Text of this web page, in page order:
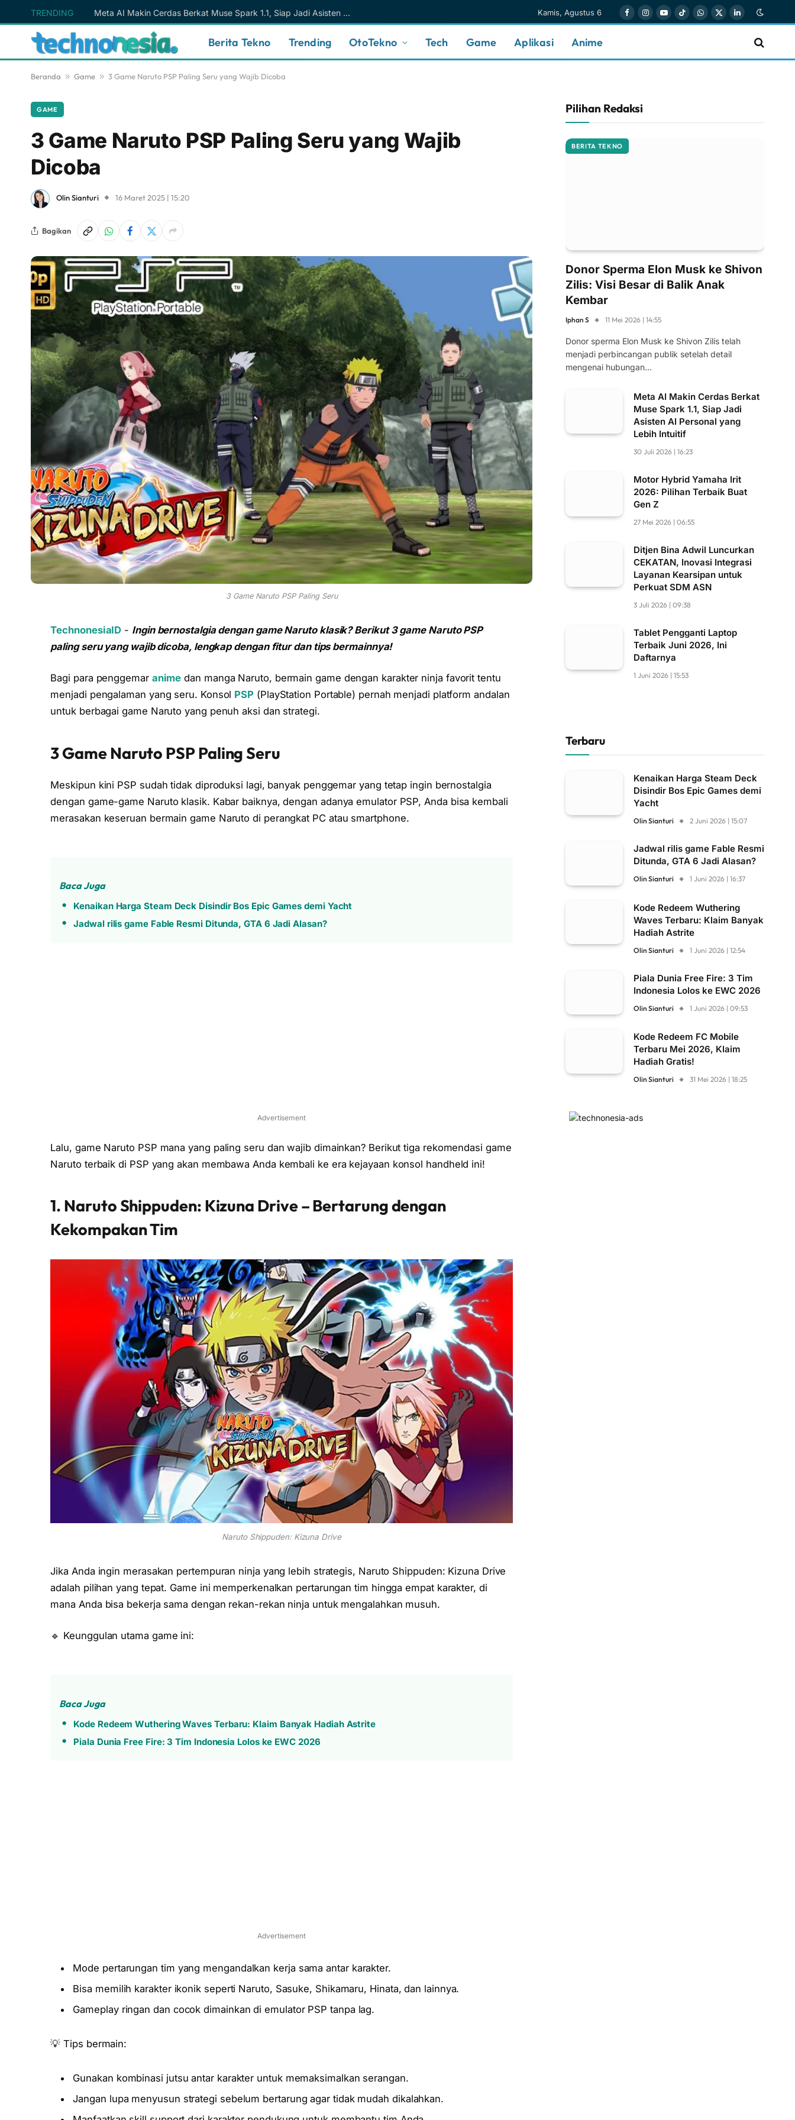
TRENDING Meta AI Makin Cerdas Berkat Muse Spark 1.1, Siap Jadi Asisten AI Personal yang Lebih Intuitif Kamis, Agustus 6
FacebookInstagram
YouTube
TikTokWhatsApp
X
LinkedIn
Berita Tekno Trending OtoTekno Tech Game Aplikasi Anime
Beranda » Game » 3 Game Naruto PSP Paling Seru yang Wajib Dicoba
GAME
3 Game Naruto PSP Paling Seru yang Wajib
Dicoba
Olin Sianturi 16 Maret 2025 | 15:20
Bagikan
3 Game Naruto PSP Paling Seru
TechnonesiaID - Ingin bernostalgia dengan game Naruto klasik? Berikut 3 game Naruto PSP
paling seru yang wajib dicoba, lengkap dengan fitur dan tips bermainnya!
Bagi para penggemar anime dan manga Naruto, bermain game dengan karakter ninja favorit tentu
menjadi pengalaman yang seru. Konsol PSP (PlayStation Portable) pernah menjadi platform andalan
untuk berbagai game Naruto yang penuh aksi dan strategi.
3 Game Naruto PSP Paling Seru
Meskipun kini PSP sudah tidak diproduksi lagi, banyak penggemar yang tetap ingin bernostalgia
dengan game-game Naruto klasik. Kabar baiknya, dengan adanya emulator PSP, Anda bisa kembali
merasakan keseruan bermain game Naruto di perangkat PC atau smartphone.
Baca Juga
Kenaikan Harga Steam Deck Disindir Bos Epic Games demi Yacht
Jadwal rilis game Fable Resmi Ditunda, GTA 6 Jadi Alasan?
Advertisement
Lalu, game Naruto PSP mana yang paling seru dan wajib dimainkan? Berikut tiga rekomendasi game
Naruto terbaik di PSP yang akan membawa Anda kembali ke era kejayaan konsol handheld ini!
1. Naruto Shippuden: Kizuna Drive – Bertarung dengan
Kekompakan Tim
Naruto Shippuden: Kizuna Drive
Jika Anda ingin merasakan pertempuran ninja yang lebih strategis, Naruto Shippuden: Kizuna Drive
adalah pilihan yang tepat. Game ini memperkenalkan pertarungan tim hingga empat karakter, di
mana Anda bisa bekerja sama dengan rekan-rekan ninja untuk mengalahkan musuh.
🔹 Keunggulan utama game ini:
Baca Juga
Kode Redeem Wuthering Waves Terbaru: Klaim Banyak Hadiah Astrite
Piala Dunia Free Fire: 3 Tim Indonesia Lolos ke EWC 2026
Advertisement
Mode pertarungan tim yang mengandalkan kerja sama antar karakter.
Bisa memilih karakter ikonik seperti Naruto, Sasuke, Shikamaru, Hinata, dan lainnya.
Gameplay ringan dan cocok dimainkan di emulator PSP tanpa lag.
💡 Tips bermain:
Gunakan kombinasi jutsu antar karakter untuk memaksimalkan serangan.
Jangan lupa menyusun strategi sebelum bertarung agar tidak mudah dikalahkan.
Pilihan Redaksi
BERITA TEKNO
Donor Sperma Elon Musk ke Shivon
Zilis: Visi Besar di Balik Anak
Kembar
Iphan S 11 Mei 2026 | 14:55
Donor sperma Elon Musk ke Shivon Zilis telah
menjadi perbincangan publik setelah detail
mengenai hubungan…
Meta AI Makin Cerdas Berkat
Muse Spark 1.1, Siap Jadi
Asisten AI Personal yang
Lebih Intuitif
30 Juli 2026 | 16:23
Motor Hybrid Yamaha Irit
2026: Pilihan Terbaik Buat
Gen Z
27 Mei 2026 | 06:55
Ditjen Bina Adwil Luncurkan
CEKATAN, Inovasi Integrasi
Layanan Kearsipan untuk
Perkuat SDM ASN
3 Juli 2026 | 09:38
Tablet Pengganti Laptop
Terbaik Juni 2026, Ini
Daftarnya
1 Juni 2026 | 15:53
Terbaru
Kenaikan Harga Steam Deck
Disindir Bos Epic Games demi
Yacht
Olin Sianturi 2 Juni 2026 | 15:07
Jadwal rilis game Fable Resmi
Ditunda, GTA 6 Jadi Alasan?
Olin Sianturi 1 Juni 2026 | 16:37
Kode Redeem Wuthering
Waves Terbaru: Klaim Banyak
Hadiah Astrite
Olin Sianturi 1 Juni 2026 | 12:54
Piala Dunia Free Fire: 3 Tim
Indonesia Lolos ke EWC 2026
Olin Sianturi 1 Juni 2026 | 09:53
Kode Redeem FC Mobile
Terbaru Mei 2026, Klaim
Hadiah Gratis!
Olin Sianturi 31 Mei 2026 | 18:25